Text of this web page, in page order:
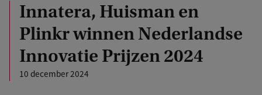
Innatera, Huisman en
Plinkr winnen Nederlandse
Innovatie Prijzen 2024
10 december 2024